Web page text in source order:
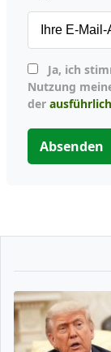
Nutzung
der
Absenden